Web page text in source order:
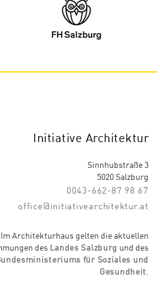
Initiative Architektur
Sinnhubstraße 3
5020 Salzburg
0043-662-87 98 67
office@initiativearchitektur.at
Im Architekturhaus gelten die aktuellen
des Landes Salzburg und des
für Soziales und
Gesundheit.